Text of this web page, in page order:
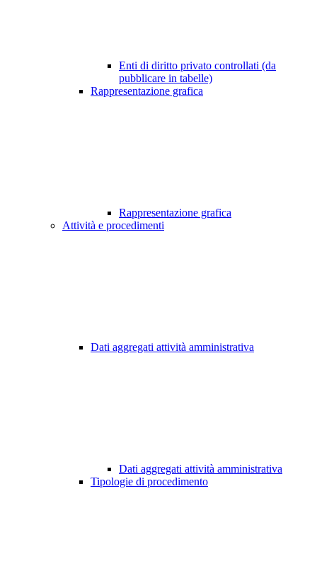
Enti di diritto privato controllati (da
pubblicare in tabelle)
Rappresentazione grafica
Rappresentazione grafica
Attività e procedimenti
Dati aggregati attività amministrativa
Dati aggregati attività amministrativa
Tipologie di procedimento